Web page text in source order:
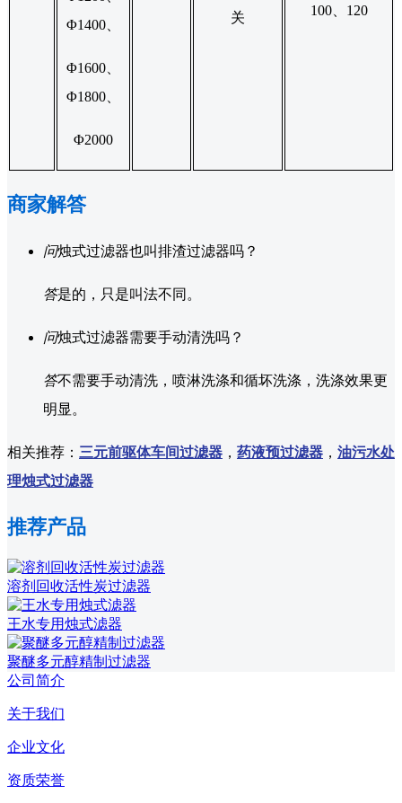
Φ1400、
Φ1600、
Φ1800、
Φ2000
关
100、120
商家解答
问烛式过滤器也叫排渣过滤器吗？
答是的，只是叫法不同。
问烛式过滤器需要手动清洗吗？
答不需要手动清洗，喷淋洗涤和循坏洗涤，洗涤效果更
明显。
相关推荐： 三元前驱体车间过滤器 ， 药液预过滤器 ， 油污水处
理烛式过滤器
推荐产品
溶剂回收活性炭过滤器
王水专用烛式滤器
聚醚多元醇精制过滤器
公司简介
关于我们
企业文化
资质荣誉